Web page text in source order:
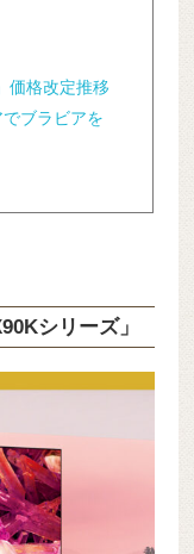
価格改定推移
ブラビアを
シリーズ」